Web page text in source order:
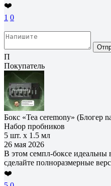
❤️
1 0
П
Покупатель
Бокс «Tea ceremony» (Блогер
Набор пробников
5 шт. х 1.5 мл
26 мая 2026
В этом семпл-боксе идеальны
сделайте полноразмерные
❤️